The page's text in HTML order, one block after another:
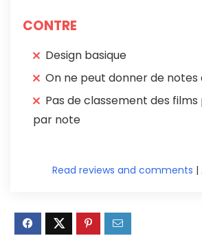
CONTRE
Design basique
On ne peut donner de notes
Pas de classement des
par note
|
Read reviews and comments